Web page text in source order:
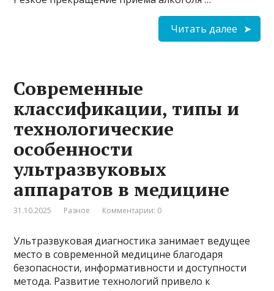
Читать далее
Современные
классификации, типы и
технологические
особенности
ультразвуковых
аппаратов в медицине
31.10.2025 Разное Комментарии: 0
Ультразвуковая диагностика занимает ведущее
место в современной медицине благодаря
безопасности, информативности и доступности
метода. Развитие технологий привело к